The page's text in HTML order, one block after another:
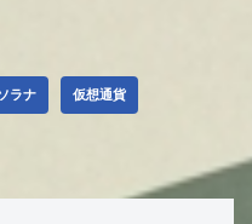
ラナ 仮想通貨